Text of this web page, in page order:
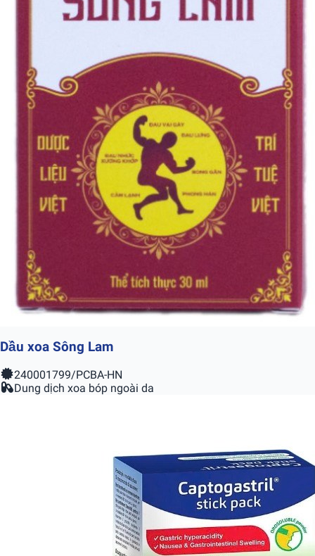
Dầu xoa Sông Lam
240001799/PCBA-HN
Dung dịch xoa bóp ngoài da